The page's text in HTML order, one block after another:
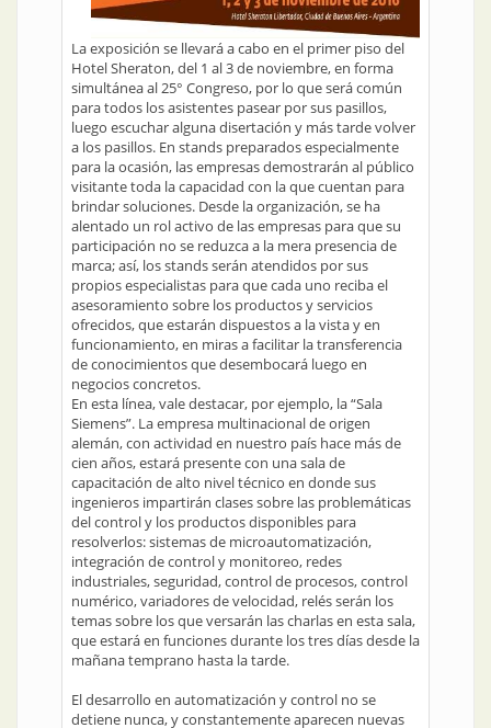
La exposición se llevará a cabo en el primer piso del
Hotel Sheraton, del 1 al 3 de noviembre, en forma
simultánea al 25° Congreso, por lo que será común
para todos los asistentes pasear por sus pasillos,
luego escuchar alguna disertación y más tarde volver
a los pasillos. En stands preparados especialmente
para la ocasión, las empresas demostrarán al público
visitante toda la capacidad con la que cuentan para
brindar soluciones. Desde la organización, se ha
alentado un rol activo de las empresas para que su
participación no se reduzca a la mera presencia de
marca; así, los stands serán atendidos por sus
propios especialistas para que cada uno reciba el
asesoramiento sobre los productos y servicios
ofrecidos, que estarán dispuestos a la vista y en
funcionamiento, en miras a facilitar la transferencia
de conocimientos que desembocará luego en
negocios concretos.
En esta línea, vale destacar, por ejemplo, la “Sala
Siemens”. La empresa multinacional de origen
alemán, con actividad en nuestro país hace más de
cien años, estará presente con una sala de
capacitación de alto nivel técnico en donde sus
ingenieros impartirán clases sobre las problemáticas
del control y los productos disponibles para
resolverlos: sistemas de microautomatización,
integración de control y monitoreo, redes
industriales, seguridad, control de procesos, control
numérico, variadores de velocidad, relés serán los
temas sobre los que versarán las charlas en esta sala,
que estará en funciones durante los tres días desde la
mañana temprano hasta la tarde.
El desarrollo en automatización y control no se
detiene nunca, y constantemente aparecen nuevas